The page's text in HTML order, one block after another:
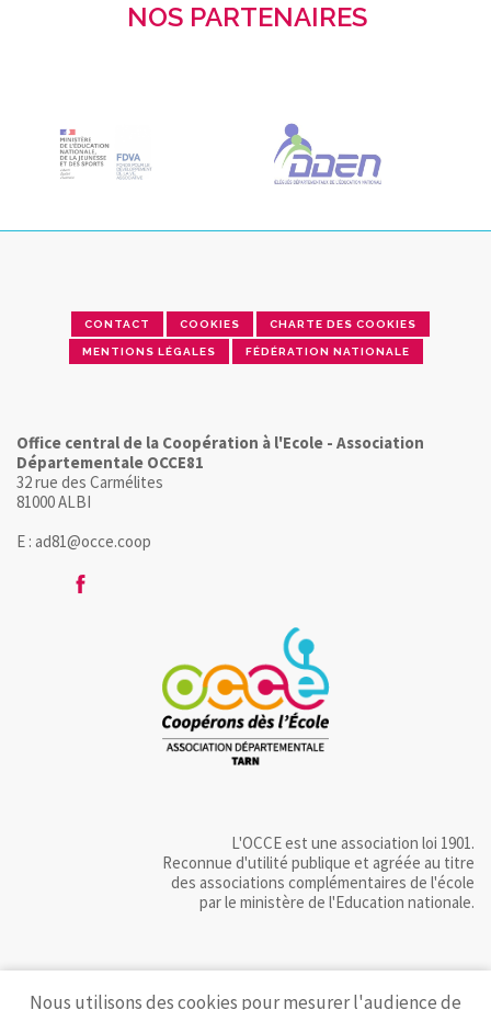
NOS PARTENAIRES
CONTACT COOKIES CHARTE DES COOKIES
MENTIONS LÉGALES FÉDÉRATION NATIONALE
Office central de la Coopération à l'Ecole - Association
Départementale OCCE81
32 rue des Carmélites
81000 ALBI
E : ad81@occe.coop
L'OCCE est une association loi 1901.
Reconnue d'utilité publique et agréée au titre
des associations complémentaires de l'école
par le ministère de l'Education nationale.
Nous utilisons des cookies pour mesurer l'audience de